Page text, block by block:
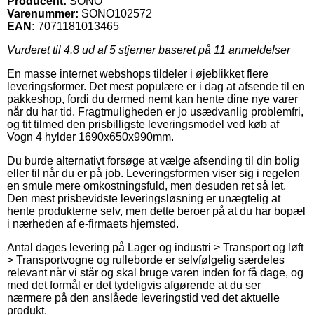
Varenummer: SONO102572
EAN: 7071181013465
Vurderet til 4.8 ud af 5 stjerner baseret på 11 anmeldelser
En masse internet webshops tildeler i øjeblikket flere
leveringsformer. Det mest populære er i dag at afsende til en
pakkeshop, fordi du dermed nemt kan hente dine nye varer
når du har tid. Fragtmuligheden er jo usædvanlig problemfri,
og tit tilmed den prisbilligste leveringsmodel ved køb af
Vogn 4 hylder 1690x650x990mm.
Du burde alternativt forsøge at vælge afsending til din bolig
eller til når du er på job. Leveringsformen viser sig i regelen
en smule mere omkostningsfuld, men desuden ret så let.
Den mest prisbevidste leveringsløsning er unægtelig at
hente produkterne selv, men dette beroer på at du har bopæl
i nærheden af e-firmaets hjemsted.
Antal dages levering på Lager og industri > Transport og løft
> Transportvogne og rulleborde er selvfølgelig særdeles
relevant når vi står og skal bruge varen inden for få dage, og
med det formål er det tydeligvis afgørende at du ser
nærmere på den anslåede leveringstid ved det aktuelle
produkt.